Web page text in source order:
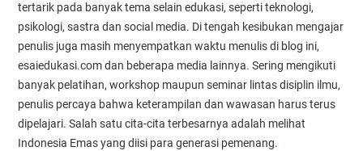
tertarik pada banyak tema selain edukasi, seperti teknologi,
psikologi, sastra dan social media. Di tengah kesibukan mengajar
penulis juga masih menyempatkan waktu menulis di blog ini,
esaiedukasi.com dan beberapa media lainnya. Sering mengikuti
banyak pelatihan, workshop maupun seminar lintas disiplin ilmu,
penulis percaya bahwa keterampilan dan wawasan harus terus
dipelajari. Salah satu cita-cita terbesarnya adalah melihat
Indonesia Emas yang diisi para generasi pemenang.